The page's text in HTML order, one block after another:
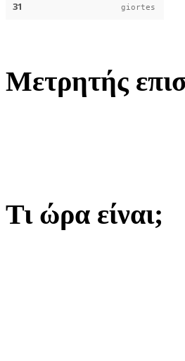
giortes
Μετρητής
Τι ώρα είναι;